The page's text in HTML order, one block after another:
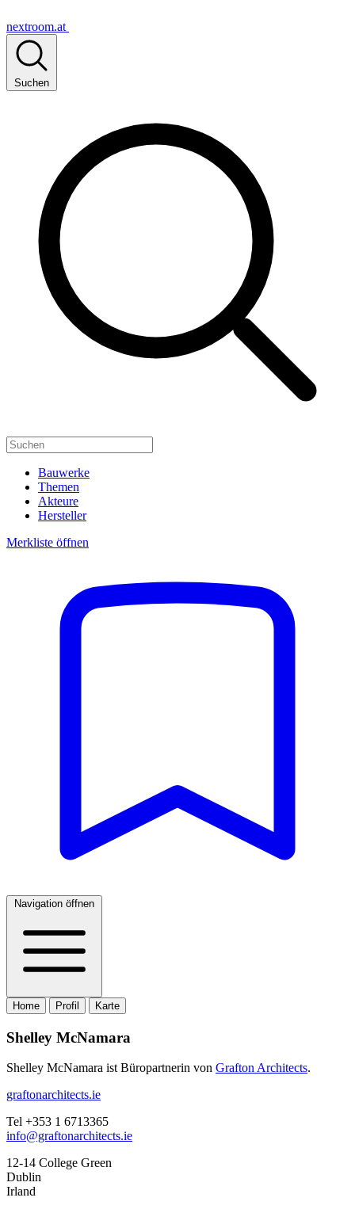
nextroom.at
Suchen
Bauwerke
Themen
Akteure
Hersteller
Merkliste öffnen
Navigation öffnen
Home Profil Karte
Shelley McNamara
Shelley McNamara ist Büropartnerin von Grafton Architects.
graftonarchitects.ie
Tel +353 1 6713365
info@graftonarchitects.ie
12-14 College Green
Dublin
Irland